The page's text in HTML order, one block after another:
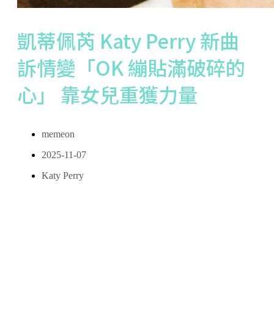
凱蒂佩芮 Katy Perry 新曲
訴情變「OK 繃貼滿破碎的
心」 靠女兒重獲力量
memeon
2025-11-07
Katy Perry